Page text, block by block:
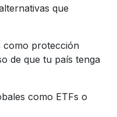
que
como protección
de que tu país tenga
como ETFs o